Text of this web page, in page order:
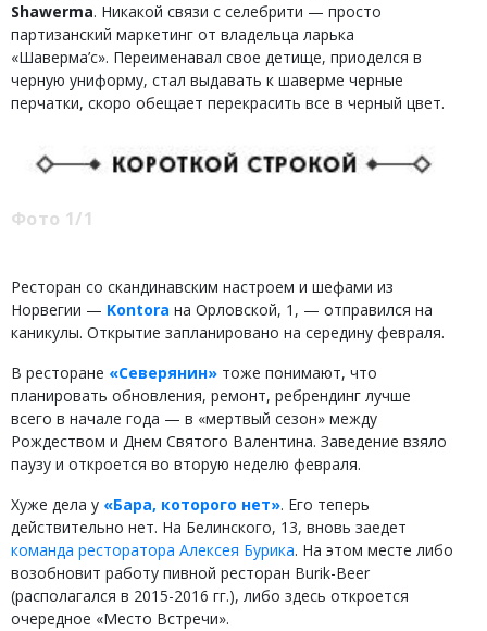
Shawerma. Никакой связи с селебрити — просто
партизанский маркетинг от владельца ларька
«Шаверма’c». Переименавал свое детище, приоделся в
черную униформу, стал выдавать к шаверме черные
перчатки, скоро обещает перекрасить все в черный цвет.
Фото 1/1
Ресторан со скандинавским настроем и шефами из
Норвегии — Kontora на Орловской, 1, — отправился на
каникулы. Открытие запланировано на середину февраля.
В ресторане «Северянин» тоже понимают, что
планировать обновления, ремонт, ребрендинг лучше
всего в начале года — в «мертвый сезон» между
Рождеством и Днем Святого Валентина. Заведение взяло
паузу и откроется во вторую неделю февраля.
Хуже дела у «Бара, которого нет». Его теперь
действительно нет. На Белинского, 13, вновь заедет
команда ресторатора Алексея Бурика. На этом месте либо
возобновит работу пивной ресторан Burik-Beer
(располагался в 2015-2016 гг.), либо здесь откроется
очередное «Место Встречи».